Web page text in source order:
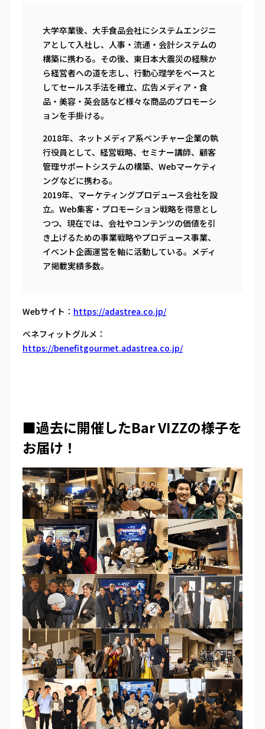
大学卒業後、大手食品会社にシステムエンジニ
アとして入社し、人事・流通・会計システムの
構築に携わる。その後、東日本大震災の経験か
ら経営者への道を志し、行動心理学をベースと
してセールス手法を確立、広告メディア・食
品・美容・英会話など様々な商品のプロモーシ
ョンを手掛ける。
2018年、ネットメディア系ベンチャー企業の執
行役員として、経営戦略、セミナー講師、顧客
管理サポートシステムの構築、Webマーケティ
ングなどに携わる。
2019年、マーケティングプロデュース会社を設
立。Web集客・プロモーション戦略を得意とし
つつ、現在では、会社やコンテンツの価値を引
き上げるための事業戦略やプロデュース事業、
イベント企画運営を軸に活動している。メディ
ア掲載実績多数。
Webサイト： https://adastrea.co.jp/
ベネフィットグルメ：
https://benefitgourmet.adastrea.co.jp/
■過去に開催したBar VIZZの様子を
お届け！